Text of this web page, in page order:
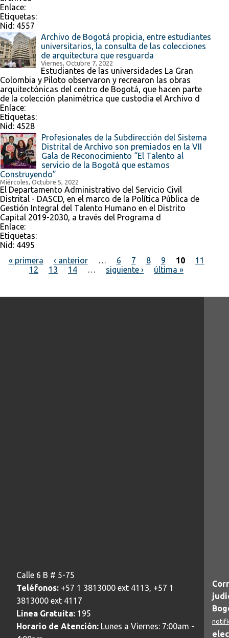
Enlace:
Etiquetas:
Nid: 4557
Archivo de Bogotá propicia, entre estudiantes
universitarios, la consulta de las colecciones
de arquitectura que resguarda
Viernes, Octubre 7, 2022
Estudiantes de las universidades La Gran
Colombia y Piloto observaron y recrearon las obras
arquitectónicas del centro de Bogotá, que hacen parte
de la colección planimétrica que custodia el Archivo d
Enlace:
Etiquetas:
Nid: 4528
Profesionales de la Subdirección del Sistema
Distrital de Archivo son premiados en la VII
Gala de Reconocimiento “El Talento al
servicio de la Bogotá que estamos
Construyendo”
Miércoles, Octubre 5, 2022
El Departamento Administrativo del Servicio Civil
Distrital - DASCD, en el marco de la Política Pública de
Gestión Integral del Talento Humano en el Distrito
Capital 2019-2030, a través del Programa d
Enlace:
Etiquetas:
Nid: 4495
Páginas
« primera ‹ anterior … 6 7 8 9 10
11
12
13 14 … siguiente › última »
Calle 6 B # 5-75
Teléfonos: +57 1 3813000 ext 4113, +57 1
3813000 ext 4117
Linea Gratuita: 195
Horario de Atención: Lunes a Viernes: 7:00am -